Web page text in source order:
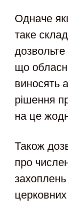
Одначе
таке
що
виносять
рішення
на це
Також
про